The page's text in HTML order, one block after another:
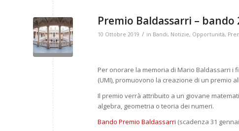
Premio Baldassarri – bando
10 Ottobre 2019 / in Bandi, Notizie, Opportunità,
Per onorare la memoria di Mario Baldassarri i
(UMI), promuovono la creazione di un premio
Il premio verrà attribuito a un giovane
algebra, geometria o teoria dei numeri.
Bando Premio Baldassarri (scadenza 31